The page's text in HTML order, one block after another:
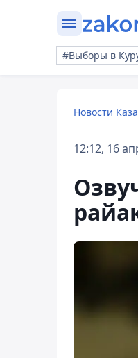
#Выборы в
Новости
12:12, 16